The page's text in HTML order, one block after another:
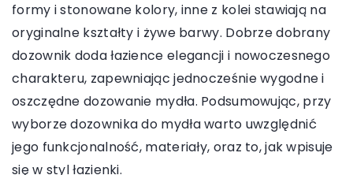
formy i stonowane kolory, inne z kolei stawiają na
oryginalne kształty i żywe barwy. Dobrze dobrany
dozownik doda łazience elegancji i nowoczesnego
charakteru, zapewniając jednocześnie wygodne i
oszczędne dozowanie mydła. Podsumowując, przy
wyborze dozownika do mydła warto uwzględnić
jego funkcjonalność, materiały, oraz to, jak wpisuje
się w styl łazienki.